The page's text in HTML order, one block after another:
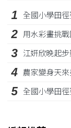
1 全國小學田
2 用水彩畫挑
3 江姸欣晚起
4 農家變身天
5 全國小學田